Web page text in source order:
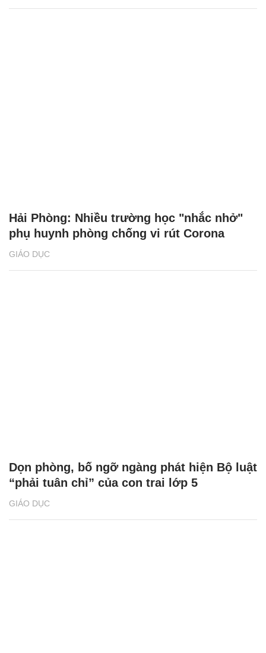
GIÁO DỤC
Hải Phòng: Nhiều trường học "nhắc nhở"
phụ huynh phòng chống vi rút Corona
GIÁO DỤC
Dọn phòng, bố ngỡ ngàng phát hiện Bộ luật
“phải tuân chỉ” của con trai lớp 5